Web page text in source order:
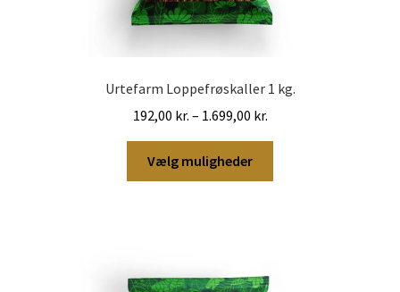
Urtefarm Loppefrøskaller 1 kg.
192,00 kr. – 1.699,00 kr.Prisinterval:
192,00 kr.
1.699,00 kr.
Vælg muligheder